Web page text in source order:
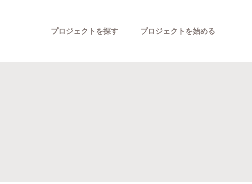
プロジェクトを探す プロジェクトを始める